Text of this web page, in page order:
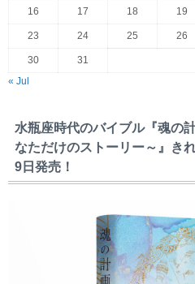
16 17 18 19
23 24 25 26
30
31
« Jul
水瓶座時代のバイブル『魂の
なただけのストーリー～』き
9日発売！